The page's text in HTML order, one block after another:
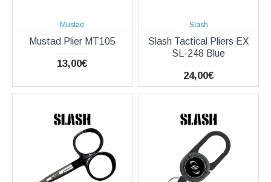
Mustad
Mustad Plier MT105
13,00€
Slash
Slash Tactical Pliers EX
SL-248 Blue
24,00€